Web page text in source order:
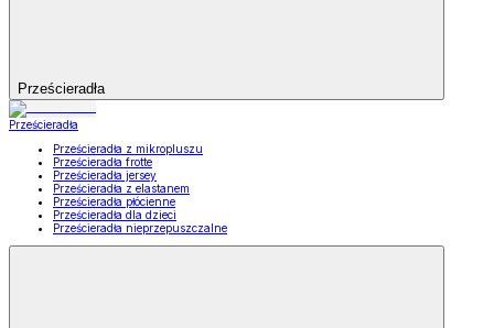
Prześcieradła
Prześcieradła
Prześcieradła z mikropluszu
Prześcieradła frotte
Prześcieradła jersey
Prześcieradła z elastanem
Prześcieradła płócienne
Prześcieradła dla dzieci
Prześcieradła nieprzepuszczalne